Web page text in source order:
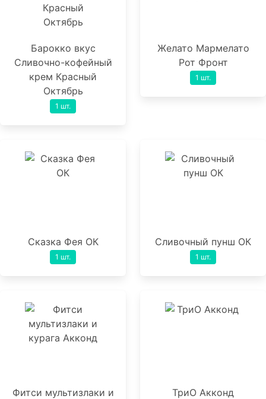
Барокко вкус
Сливочно-кофейный
крем Красный
Октябрь
1 шт.
Желато Мармелато
Рот Фронт
1 шт.
Сказка Фея ОК
1 шт.
Сливочный пунш ОК
1 шт.
Фитси мультизлаки и
ТриО Акконд